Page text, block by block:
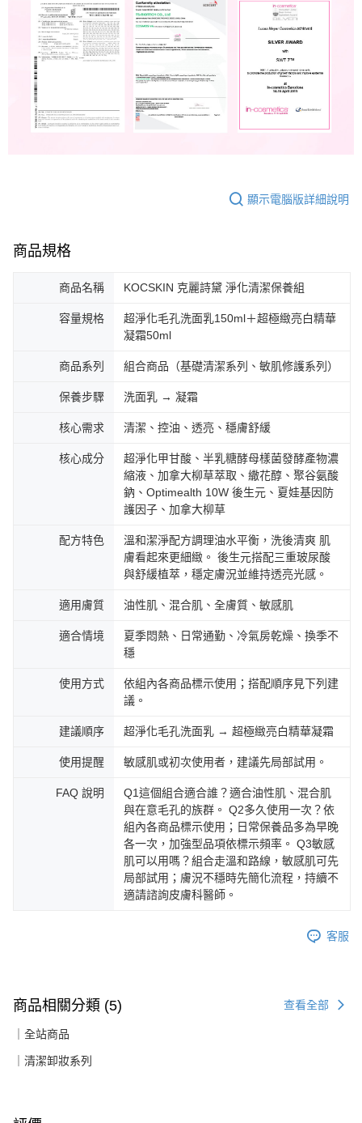
顯示電腦版詳細說明
商品規格
商品名稱 KOCSKIN 克麗詩黛 淨化清潔保養組
容量規格
超淨化毛孔洗面乳150ml＋超極緻亮白精華
凝霜50ml
商品系列 組合商品（基礎清潔系列、敏肌修護系列）
保養步驟 洗面乳 → 凝霜
核心需求 清潔、控油、透亮、穩膚舒緩
核心成分
超淨化甲甘酸、半乳糖酵母樣菌發酵產物濃
縮液、加拿大柳草萃取、繖花醇、聚谷氨酸
鈉、Optimealth 10W 後生元、夏娃基因防
護因子、加拿大柳草
配方特色
溫和潔淨配方調理油水平衡，洗後清爽 肌
膚看起來更細緻。 後生元搭配三重玻尿酸
與舒緩植萃，穩定膚況並維持透亮光感。
適用膚質 油性肌、混合肌、全膚質、敏感肌
適合情境
夏季悶熱、日常通勤、冷氣房乾燥、換季不
穩
使用方式
依組內各商品標示使用；搭配順序見下列建
議。
建議順序 超淨化毛孔洗面乳 → 超極緻亮白精華凝霜
使用提醒 敏感肌或初次使用者，建議先局部試用。
FAQ 說明
Q1這個組合適合誰？適合油性肌、混合肌
與在意毛孔的族群。 Q2多久使用一次？依
組內各商品標示使用；日常保養品多為早晚
各一次，加強型品項依標示頻率。 Q3敏感
肌可以用嗎？組合走溫和路線，敏感肌可先
局部試用；膚況不穩時先簡化流程，持續不
適請諮詢皮膚科醫師。
客服
商品相關分類 (5) 查看全部
｜全站商品
｜清潔卸妝系列